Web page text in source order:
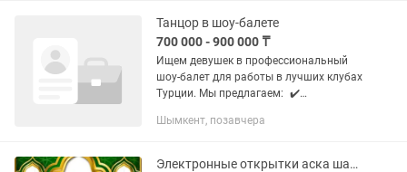
Танцор в шоу-балете
700 000 - 900 000 ₸
Ищем девушек в профессиональный
шоу-балет для работы в лучших клубах
Турции. Мы предлагаем: ✔️
Рабочую визу. ✔️ Медицинскую
✔️...
Шымкент, позавчера
Электронные открытки аска шакыру еске алу жаназа мерей той слайд шоу